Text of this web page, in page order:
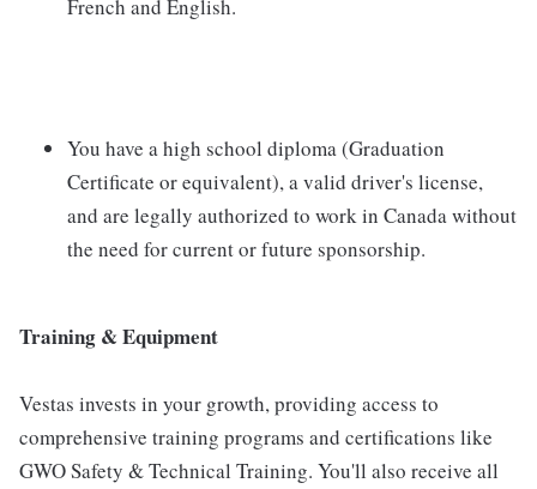
French and English.
You have a high school diploma (Graduation
Certificate or equivalent), a valid driver's license,
and are legally authorized to work in Canada without
the need for current or future sponsorship.
Training & Equipment
Vestas invests in your growth, providing access to
comprehensive training programs and certifications like
GWO Safety & Technical Training. You'll also receive all